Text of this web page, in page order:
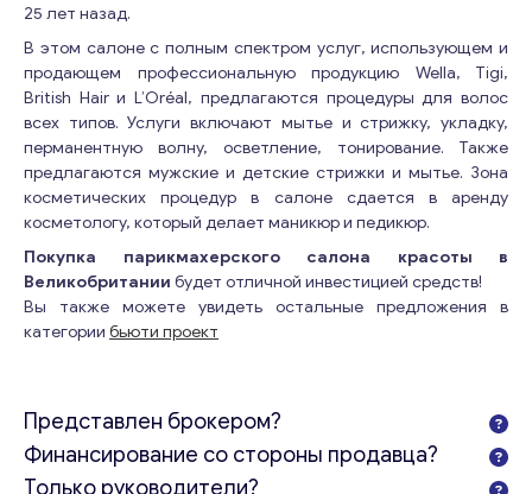
25 лет назад.
В этом салоне с полным спектром услуг, использующем и
продающем профессиональную продукцию Wella, Tigi,
British Hair и L’Oréal, предлагаются процедуры для волос
всех типов. Услуги включают мытье и стрижку, укладку,
перманентную волну, осветление, тонирование. Также
предлагаются мужские и детские стрижки и мытье. Зона
косметических процедур в салоне сдается в аренду
косметологу, который делает маникюр и педикюр.
Покупка парикмахерского салона красоты в
Великобритании будет отличной инвестицией средств!
Вы также можете увидеть остальные предложения в
категории бьюти проект
Представлен брокером?
Финансирование со стороны продавца?
Только руководители?